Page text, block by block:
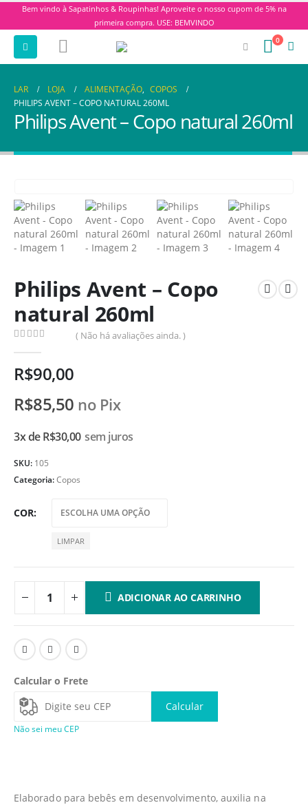
Bem vindo à Sapatinhos & Roupinhas! Aproveite o nosso cupom de 5% na
primeira compra. USE: BEMVINDO
0
LAR LOJA ALIMENTAÇÃO, COPOS
PHILIPS AVENT – COPO NATURAL 260ML
Philips Avent – Copo natural 260ml
Philips Avent – Copo
natural 260ml
( Não há avaliações ainda. )
R$90,00
R$85,50 no Pix
3x deR$30,00 sem juros
SKU: 105
Categoria:Copos
COR
LIMPAR
ADICIONAR AO CARRINHO
Calcular o Frete
Calcular
Não sei meu CEP
Elaborado para bebês em desenvolvimento, auxilia na